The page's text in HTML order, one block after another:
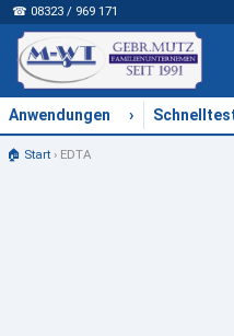
☎ 08323 / 969 171
Anwendungen ›
🏠 Start› EDTA